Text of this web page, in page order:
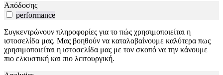
Απόδοσης
performance
Συγκεντρώνουν πληροφορίες για το πώς χρησιμοποιείται η
ιστοσελίδα μας. Μας βοηθούν να καταλαβαίνουμε καλύτερα πως
χρησιμοποιείται η ιστοσελίδα μας με τον σκοπό να την κάνουμε
πιο ελκυστική και πιο λειτουργική.